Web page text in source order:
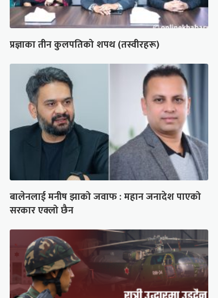
प्रज्ञाका तीन कुलपतिको शपथ (तस्वीरहरू)
बालेनलाई मनीष झाको जवाफ : महान जनादेश पाएको
सरकार एक्लो छैन